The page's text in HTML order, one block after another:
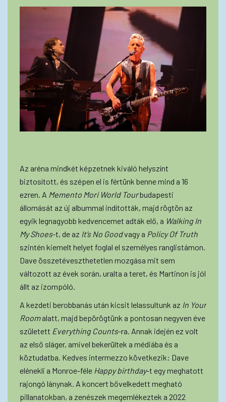
Az aréna mindkét képzetnek kiváló helyszínt
biztosított, és szépen el is fértünk benne mind a 16
ezren. A Memento Mori World Tourbudapesti
állomását az új albummal indították, majd rögtön az
egyik legnagyobb kedvencemet adták elő, a Walking In
My Shoes-t, de az It’s No Goodvagy a Policy Of Truth
szintén kiemelt helyet foglal el személyes ranglistámon.
Dave összetéveszthetetlen mozgása mit sem
változott az évek során, uralta a teret, és Martinon is jól
állt az izompóló.
A kezdeti berobbanás után kicsit lelassultunk az In Your
Roomalatt, majd bepörögtünk a pontosan negyven éve
született Everything Counts-ra. Annak idején ez volt
az első sláger, amivel bekerültek a médiába és a
köztudatba. Kedves intermezzo következik: Dave
elénekli a Monroe-féle Happy birthday-t egy meghatott
rajongó lánynak. A koncert bővelkedett megható
pillanatokban, a zenészek megemlékeztek a 2022